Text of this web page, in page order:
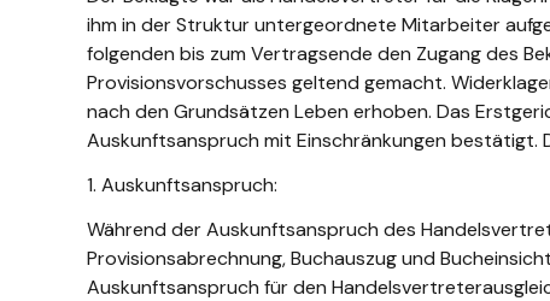
ihm in der Struktur untergeordnete Mitarbeiter
folgenden bis zum Vertragsende den Zugang des
Provisionsvorschusses geltend gemacht.
nach den Grundsätzen Leben erhoben. Das
Auskunftsanspruch mit Einschränkungen bestätigt.
1. Auskunftsanspruch:
Während der Auskunftsanspruch des
Provisionsabrechnung, Buchauszug und
Auskunftsanspruch für den